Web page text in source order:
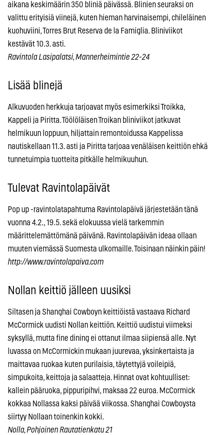
aikana keskimäärin 350 bliniä päivässä. Blinien seuraksi on
valittu erityisiä viinejä, kuten hieman harvinaisempi, chileläinen
kuohuviini, Torres Brut Reserva de la Famiglia. Bliniviikot
kestävät 10.3. asti.
Ravintola Lasipalatsi, Mannerheimintie 22-24
Lisää blinejä
Alkuvuoden herkkuja tarjoavat myös esimerkiksi Troikka,
Kappeli ja Piritta. Töölöläisen Troikan bliniviikot jatkuvat
helmikuun loppuun, hiljattain remontoidussa Kappelissa
nautiskellaan 11.3. asti ja Piritta tarjoaa venäläisen keittiön ehkä
tunnetuimpia tuotteita pitkälle helmikuuhun.
Tulevat Ravintolapäivät
Pop up -ravintolatapahtuma Ravintolapäivä järjestetään tänä
vuonna 4.2., 19.5. sekä elokuussa vielä tarkemmin
määrittelemättömänä päivänä. Ravintolapäivän ideaa ollaan
muuten viemässä Suomesta ulkomaille. Toisinaan näinkin päin!
http://www.ravintolapaiva.com
Nollan keittiö jälleen uusiksi
Siltasen ja Shanghai Cowboyn keittiöistä vastaava Richard
McCormick uudisti Nollan keittiön. Keittiö uudistui viimeksi
syksyllä, mutta fine dining ei ottanut ilmaa siipiensä alle. Nyt
luvassa on McCormickin mukaan juurevaa, yksinkertaista ja
maittavaa ruokaa kuten purilaisia, täytettyjä voileipiä,
simpukoita, keittoja ja salaatteja. Hinnat ovat kohtuulliset:
kallein pääruoka, pippuripihvi, maksaa 22 euroa. McCormick
kokkaa Nollassa kaksi päivää viikossa. Shanghai Cowboysta
siirtyy Nollaan toinenkin kokki.
Nolla, Pohjoinen Rautatienkatu 21